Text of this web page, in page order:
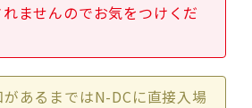
ませんのでお気をつけくだ
あるまではN-DCに直接入場